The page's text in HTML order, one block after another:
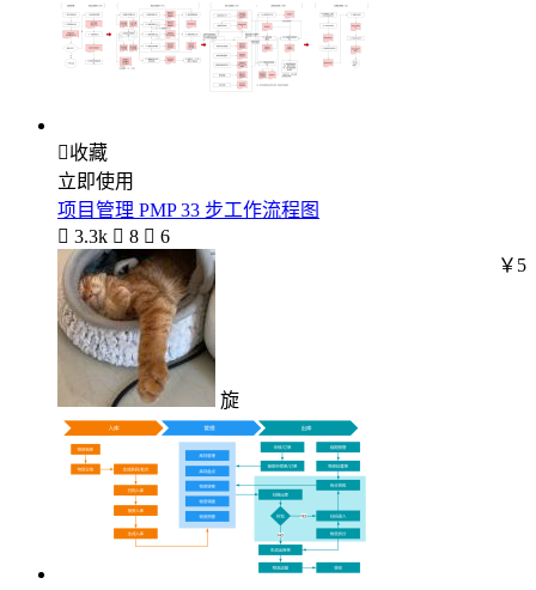
收藏
立即使用
项目管理 PMP 33 步工作流程图
 3.3k  8  6
旋
￥5